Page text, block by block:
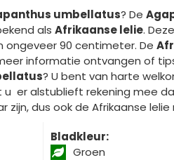
umbellatus? De
als Afrikaanse lelie.
ongeveer 90 centimeter. De
informatie ontvangen of
? U bent van harte
er alstublieft rekening mee
zijn, dus ook de Afrikaanse lelie
Bladkleur:
Groen